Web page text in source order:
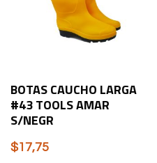
BOTAS CAUCHO LARGA
#43 TOOLS AMAR
S/NEGR
$17,75